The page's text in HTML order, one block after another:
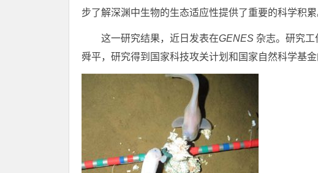
步了解深渊中生物的生态适应性提供了重要的科学积累
这一研究结果，近日发表在GENES 杂志。研究
舜平，研究得到国家科技攻关计划和国家自然科学基金